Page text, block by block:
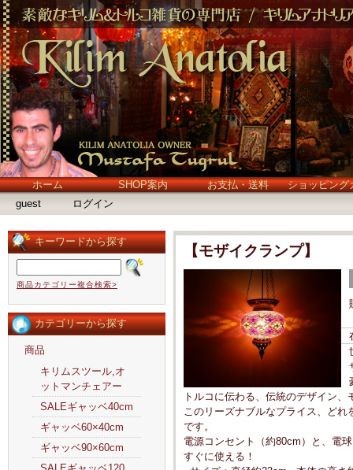
ホーム SHOP案内 お支払・送料
ショッピング
guest
ログイン
キーワードから探す
商品カテゴリー複合検索>
カテゴリーから探す
商品
キリムスツール,オ
ットマンチェアー
SALEギャッベ40cm
ギャッベ60×40cm
ギャッベ90×60cm
【モザイクランプ】
トルコに伝わる、伝統のデザイン
このリーズナブルなプライス、ど
です。
電源コンセント（約80cm）と、電
すぐに使える！